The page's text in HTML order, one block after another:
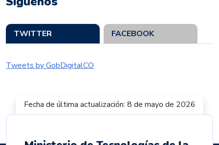
TWITTER FACEBOOK
Tweets by GobDigitalCO
Fecha de última actualización: 8 de mayo de 2026